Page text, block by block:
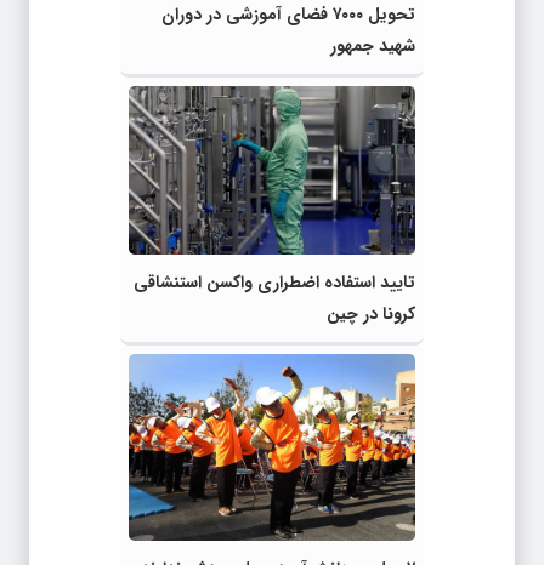
تحویل ۷۰۰۰ فضای آموزشی در دوران
شهید جمهور
تایید استفاده اضطراری واکسن استنشاقی
کرونا در چین